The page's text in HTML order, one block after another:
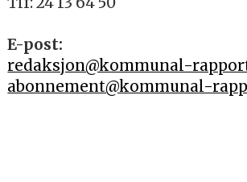
E-post:
redaksjon@kommunal-
abonnement@kommunal-